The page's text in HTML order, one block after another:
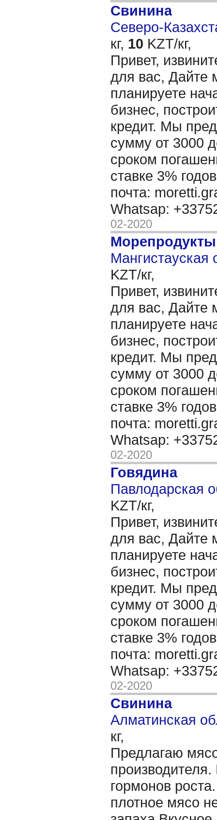
Свинина
Северо-
кг, 10 KZT/кг,
Привет,
для вас, Дайте
планируете
бизнес,
кредит. Мы
сумму от 3000
сроком
ставке 3%
почта:
Whatsap:
02-2020
Морепродукты
KZT/кг,
Привет,
для вас, Дайте
планируете
бизнес,
кредит. Мы
сумму от 3000
сроком
ставке 3%
почта:
Whatsap:
02-2020
Говядина
Павлодарская
KZT/кг,
Привет,
для вас, Дайте
планируете
бизнес,
кредит. Мы
сумму от 3000
сроком
ставке 3%
почта:
Whatsap:
02-2020
Свинина
Алматинская
кг,
Предлагаю
гормонов
плотное мясо